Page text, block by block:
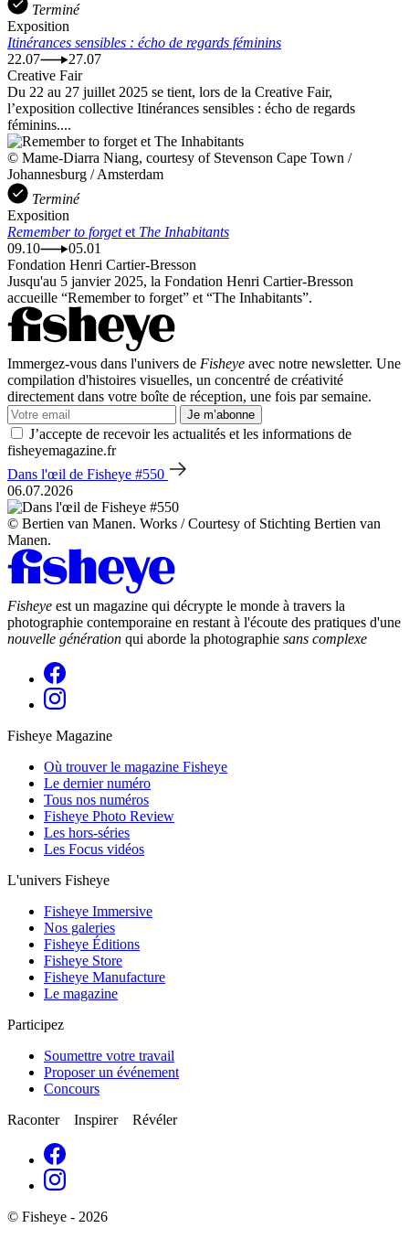
Terminé
Exposition
Itinérances sensibles : écho de regards féminins
22.07
27.07
Creative Fair
Du 22 au 27 juillet 2025 se tient, lors de la Creative Fair,
l’exposition collective Itinérances sensibles : écho de regards
féminins....
© Mame-Diarra Niang, courtesy of Stevenson Cape Town /
Johannesburg / Amsterdam
Terminé
Exposition
Remember to forgetet The Inhabitants
09.10
05.01
Fondation Henri Cartier-Bresson
Jusqu'au 5 janvier 2025, la Fondation Henri Cartier-Bresson
accueille “Remember to forget” et “The Inhabitants”.
Immergez-vous dans l'univers de Fisheye avec notre newsletter. Une
compilation d'histoires visuelles, un concentré de créativité
directement dans votre boîte de réception, une fois par semaine.
Je m’abonne
J’accepte de recevoir les actualités et les informations de
fisheyemagazine.fr
Dans l'œil de Fisheye #550
06.07.2026
© Bertien van Manen. Works / Courtesy of Stichting Bertien van
Manen.
Fisheye est un magazine qui décrypte le monde à travers la
photographie contemporaine en restant à l'écoute des pratiques d'une
nouvelle génération qui aborde la photographie sans complexe
Fisheye Magazine
Où trouver le magazine Fisheye
Le dernier numéro
Tous nos numéros
Fisheye Photo Review
Les hors-séries
Les Focus vidéos
L'univers Fisheye
Fisheye Immersive
Nos galeries
Fisheye Éditions
Fisheye Store
Fisheye Manufacture
Le magazine
Participez
Soumettre votre travail
Proposer un événement
Concours
Raconter Inspirer Révéler
© Fisheye - 2026